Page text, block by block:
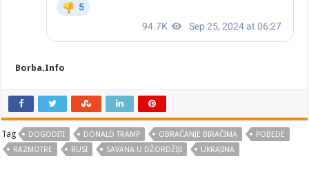
Borba.Info
Tag DOGODITI DONALD TRAMP OBRAĆANJE BIRAČIMA
POBEDE
RAZMOTRE
RUSI SAVANA U DŽORDŽIJI UKRAJINA